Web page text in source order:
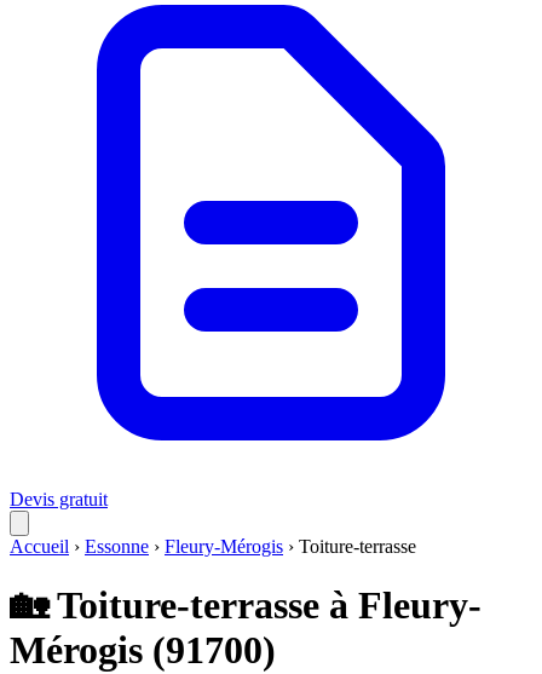
Devis gratuit
Accueil › Essonne › Fleury-Mérogis › Toiture-terrasse
🏡 Toiture-terrasse à Fleury-
Mérogis (91700)